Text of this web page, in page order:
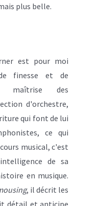
plus belle.
est pour moi
finesse et de
maîtrise des
d'orchestre,
qui font de lui
ce qui
musical, c'est
de sa
en musique.
, il décrit les
détail et anticipe